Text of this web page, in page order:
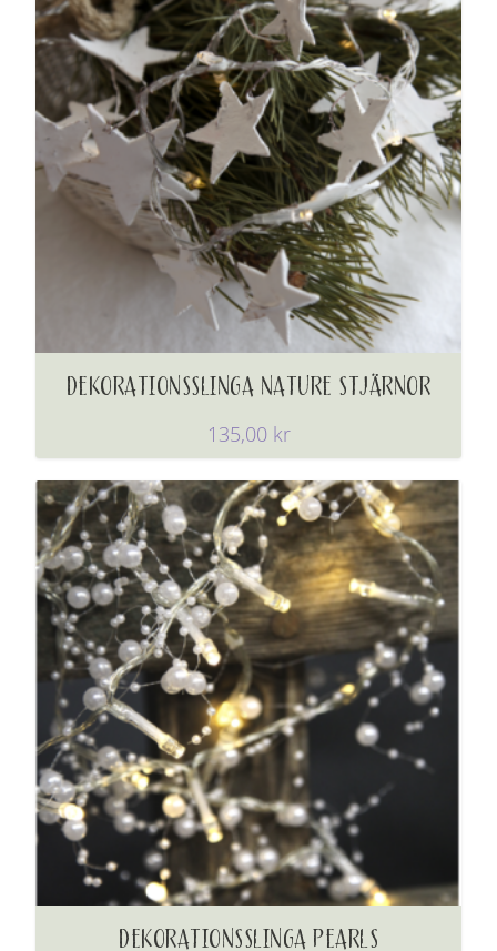
DEKORATIONSSLINGA NATURE STJÄRNOR
135,00 kr
DEKORATIONSSLINGA PEARLS